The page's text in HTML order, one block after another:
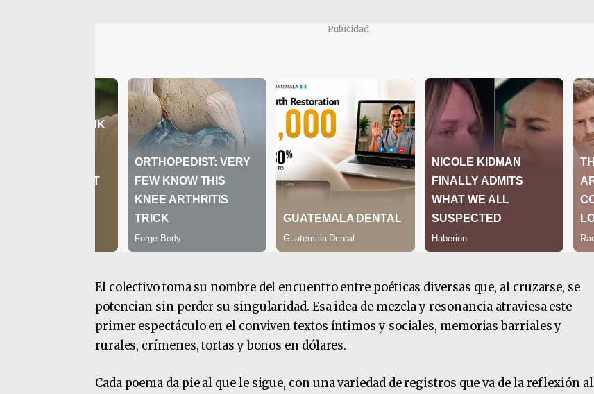
Pubicidad
El colectivo toma su nombre del encuentro entre poéticas diversas que, al cruzarse, se
potencian sin perder su singularidad. Esa idea de mezcla y resonancia atraviesa este
primer espectáculo en el conviven textos íntimos y sociales, memorias barriales y
rurales, crímenes, tortas y bonos en dólares.
Cada poema da pie al que le sigue, con una variedad de registros que va de la reflexión al